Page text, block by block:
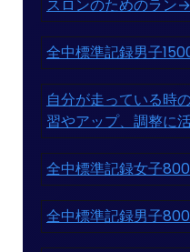
スロンのためのラン
全中標準記録男子
自分が走っている時
習やアップ、調整に
全中標準記録女子
全中標準記録男子